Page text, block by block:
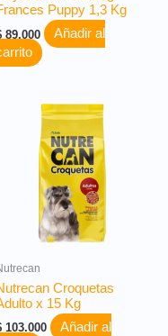
Puppy 1,3 Kg
89.000
Añadir al
Croquetas
x 15 Kg
103.000
Añadir al